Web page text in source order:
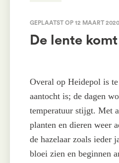
GEPLAATST OP 12 MAART 2020
De lente
Overal op Heidepol is
aantocht is; de dagen
temperatuur stijgt. Met
planten en dieren weer
de hazelaar zoals ieder
bloei zien en beginnen